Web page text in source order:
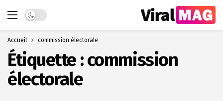
Dark mode
Accueil commission électorale
Étiquette :commission
électorale